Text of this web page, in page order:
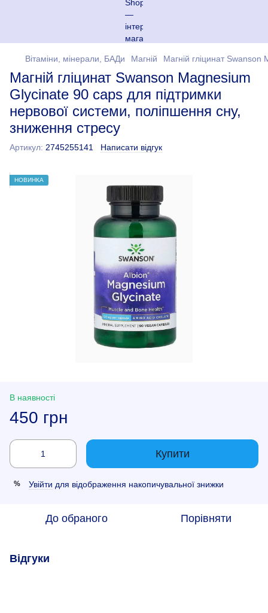
Вітаміни, мінерали, БАДи Магній Магній гліцинат
Магній гліцинат Swanson Magnesium
Glycinate 90 caps для підтримки
нервової системи, поліпшення сну,
зниження стресу
Артикул: 2745255141 Написати відгук
НОВИНКА
В наявності
450 грн
Купити
% Увійти для відображення накопичувальної знижки
До обраного Порівняти
Відгуки